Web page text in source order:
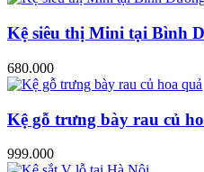
Kệ siêu thị Mini tại Bình
680.000
Kệ gỗ trưng bày rau củ
999.000